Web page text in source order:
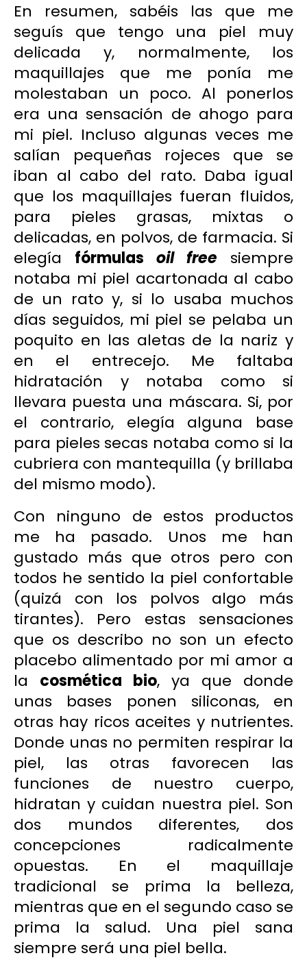
En resumen, sabéis las que me
seguís que tengo una piel muy
delicada y, normalmente, los
maquillajes que me ponía me
molestaban un poco. Al ponerlos
era una sensación de ahogo para
mi piel. Incluso algunas veces me
salían pequeñas rojeces que se
iban al cabo del rato. Daba igual
que los maquillajes fueran fluidos,
para pieles grasas, mixtas o
delicadas, en polvos, de farmacia. Si
elegía fórmulas oil free siempre
notaba mi piel acartonada al cabo
de un rato y, si lo usaba muchos
días seguidos, mi piel se pelaba un
poquito en las aletas de la nariz y
en el entrecejo. Me faltaba
hidratación y notaba como si
llevara puesta una máscara. Si, por
el contrario, elegía alguna base
para pieles secas notaba como si la
cubriera con mantequilla (y brillaba
del mismo modo).
Con ninguno de estos productos
me ha pasado. Unos me han
gustado más que otros pero con
todos he sentido la piel confortable
(quizá con los polvos algo más
tirantes). Pero estas sensaciones
que os describo no son un efecto
placebo alimentado por mi amor a
la cosmética bio, ya que donde
unas bases ponen siliconas, en
otras hay ricos aceites y nutrientes.
Donde unas no permiten respirar la
piel, las otras favorecen las
funciones de nuestro cuerpo,
hidratan y cuidan nuestra piel. Son
dos mundos diferentes, dos
concepciones radicalmente
opuestas. En el maquillaje
tradicional se prima la belleza,
mientras que en el segundo caso se
prima la salud. Una piel sana
siempre será una piel bella.